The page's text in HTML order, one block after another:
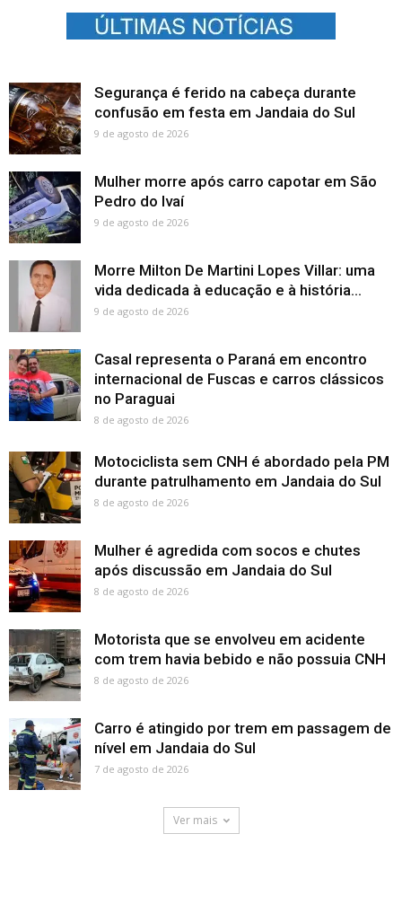
Segurança é ferido na cabeça durante
confusão em festa em Jandaia do Sul
9 de agosto de 2026
Mulher morre após carro capotar em São
Pedro do Ivaí
9 de agosto de 2026
Morre Milton De Martini Lopes Villar: uma
vida dedicada à educação e à história...
9 de agosto de 2026
Casal representa o Paraná em encontro
internacional de Fuscas e carros clássicos
no Paraguai
8 de agosto de 2026
Motociclista sem CNH é abordado pela PM
durante patrulhamento em Jandaia do Sul
8 de agosto de 2026
Mulher é agredida com socos e chutes
após discussão em Jandaia do Sul
8 de agosto de 2026
Motorista que se envolveu em acidente
com trem havia bebido e não possuia CNH
8 de agosto de 2026
Carro é atingido por trem em passagem de
nível em Jandaia do Sul
7 de agosto de 2026
Ver mais